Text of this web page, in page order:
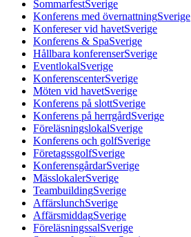
SommarfestSverige
Konferens med övernattningSverige
Konfereser vid havetSverige
Konferens & SpaSverige
Hållbara konferenserSverige
EventlokalSverige
KonferenscenterSverige
Möten vid havetSverige
Konferens på slottSverige
Konferens på herrgårdSverige
FöreläsningslokalSverige
Konferens och golfSverige
FöretagssgolfSverige
KonferensgårdarSverige
MässlokalerSverige
TeambuildingSverige
AffärslunchSverige
AffärsmiddagSverige
FöreläsningssalSverige